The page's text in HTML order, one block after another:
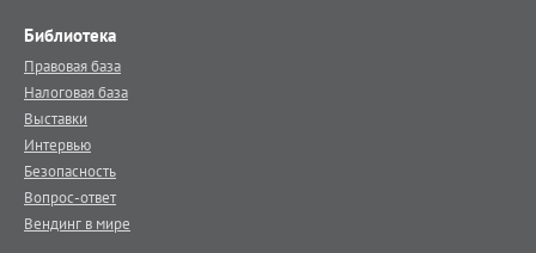
Библиотека
Правовая база
Налоговая база
Выставки
Интервью
Безопасность
Вопрос-ответ
Вендинг в мире